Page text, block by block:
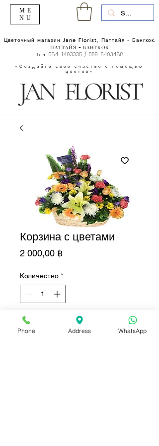
«Создайте своё счастье с помощью
цветов»
Цветочный магазин Jane Florist, Паттайя - Бангкок.
ПАТТАЙЯ - БАНГКОК
Тел. 084-1493335 / 099-6493488
ME
NU
Корзина с цветами
2 000,00 ฿Цена
Количество *
Добавить в корзину
Phone Address WhatsApp